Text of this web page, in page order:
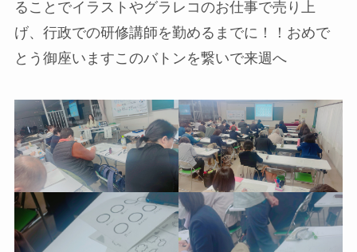
ることでイラストやグラレコのお仕事で売り上
げ、行政での研修講師を勤めるまでに！！おめで
とう御座いますこのバトンを繋いで来週へ